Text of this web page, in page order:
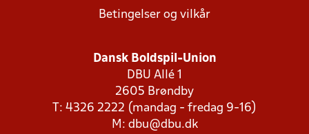
Betingelser og vilkår
Dansk Boldspil-Union
DBU Allé 1
2605 Brøndby
T: 4326 2222 (mandag - fredag 9-16)
M: dbu@dbu.dk